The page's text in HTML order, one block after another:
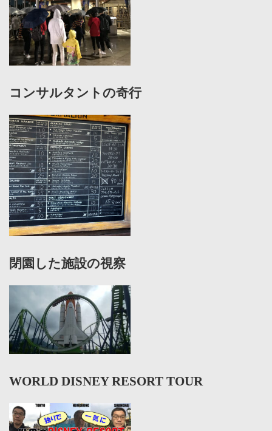
コンサルタントの奇行
閉園した施設の視察
WORLD DISNEY RESORT TOUR